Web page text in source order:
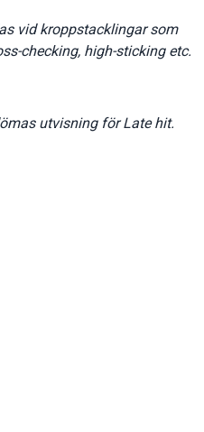
vid kroppstacklingar som
checking, high-sticking etc.
utvisning för Late hit.